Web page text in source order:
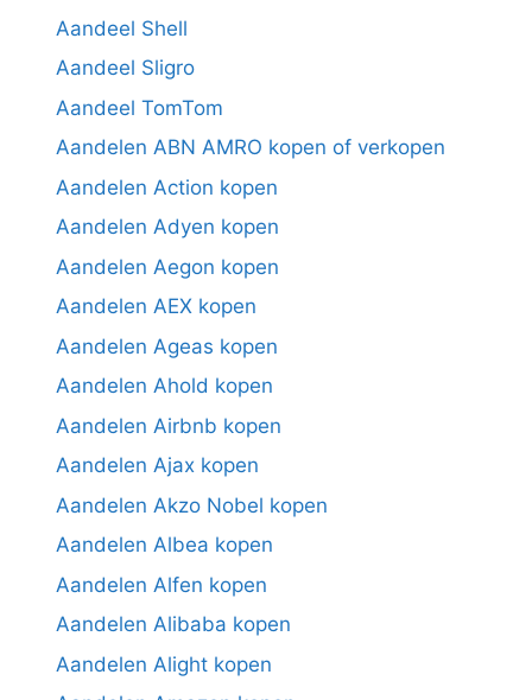
Aandeel Shell
Aandeel Sligro
Aandeel TomTom
Aandelen ABN AMRO kopen of verkopen
Aandelen Action kopen
Aandelen Adyen kopen
Aandelen Aegon kopen
Aandelen AEX kopen
Aandelen Ageas kopen
Aandelen Ahold kopen
Aandelen Airbnb kopen
Aandelen Ajax kopen
Aandelen Akzo Nobel kopen
Aandelen Albea kopen
Aandelen Alfen kopen
Aandelen Alibaba kopen
Aandelen Alight kopen